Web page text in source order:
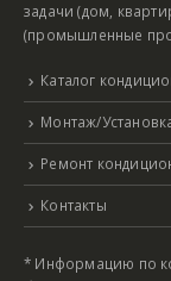
задачи (дом,
(промышленные
Каталог
Монтаж/
Ремонт
Контакты
* Информацию по